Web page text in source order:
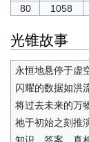
80
1058
光锥故事
永恒地悬停于虚
闪耀的数据如洪
将过去未来的万
祂于初始之刻推